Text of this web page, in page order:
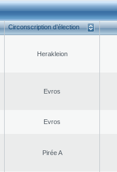
Circonscription d’élection
Herakleion
Evros
Evros
Pirée A